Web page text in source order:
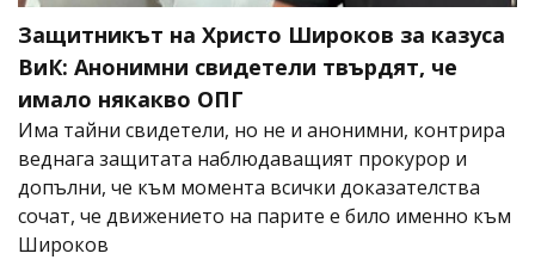
Защитникът на Христо Широков за казуса
ВиК: Анонимни свидетели твърдят, че
имало някакво ОПГ
Има тайни свидетели, но не и анонимни, контрира
веднага защитата наблюдаващият прокурор и
допълни, че към момента всички доказателства
сочат, че движението на парите е било именно към
Широков